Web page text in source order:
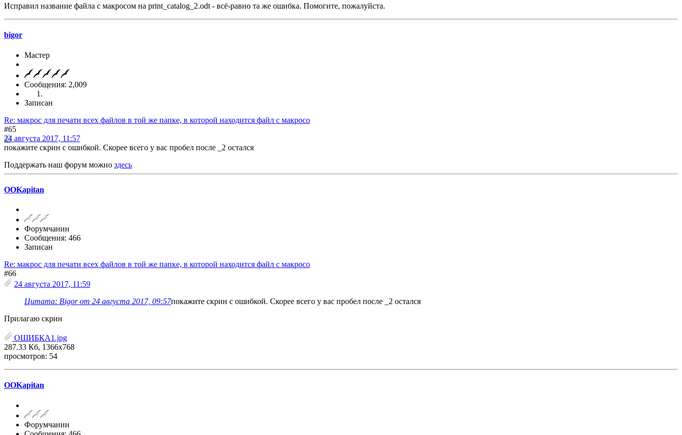
Исправил название файла с макросом на print_catalog_2.odt - всё-равно та же ошибка. Помогите, пожалуйста.
bigor
Мастер
Сообщения: 2,009
Записан
Re: макрос для печати всех файлов в той же папке, в которой находится файл с макросо
#65
24 августа 2017, 11:57
покажите скрин с ошибкой. Скорее всего у вас пробел после _2 остался
Поддержать наш форум можно здесь
OOKapitan
Форумчанин
Сообщения: 466
Записан
Re: макрос для печати всех файлов в той же папке, в которой находится файл с макросо
#66
24 августа 2017, 11:59
Цитата: Bigor от 24 августа 2017, 09:57покажите скрин с ошибкой. Скорее всего у вас пробел после _2 остался
Прилагаю скрин
ОШИБКА1.jpg
287.33 Кб, 1366x768
просмотров: 54
OOKapitan
Форумчанин